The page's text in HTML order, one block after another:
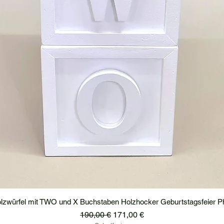
mit TWO und X Buchstaben Holzhocker Geburtstagsfeier
Standardpreis
190,00 € Sale-Preis
171,00 €